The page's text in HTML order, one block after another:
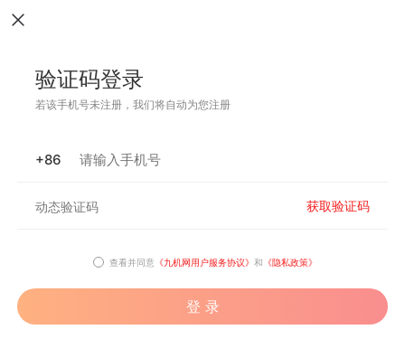
验证码登录
若该手机号未注册，我们将自动为您注册
+86
获取验证码
查看并同意 《九机网用户服务协议》 和 《隐私政策》
登 录